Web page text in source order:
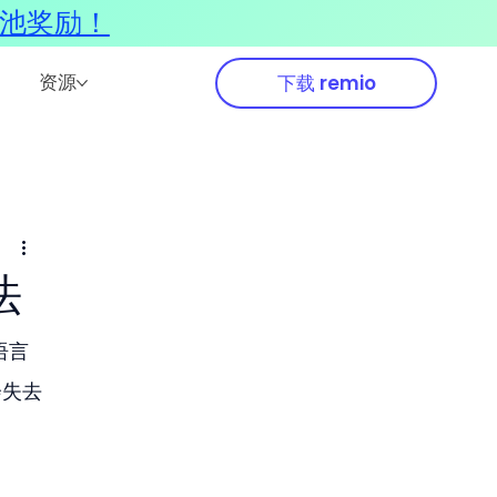
资源 下载 remio
言
去
奖励！